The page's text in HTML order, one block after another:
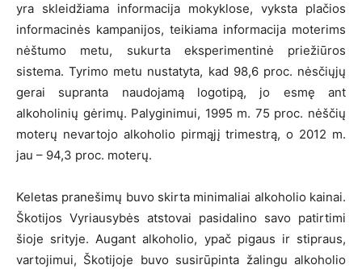
yra skleidžiama informacija mokyklose, vyksta plačios
informacinės kampanijos, teikiama informacija moterims
nėštumo metu, sukurta eksperimentinė priežiūros
sistema. Tyrimo metu nustatyta, kad 98,6 proc. nėsčiųjų
gerai supranta naudojamą logotipą, jo esmę ant
alkoholinių gėrimų. Palyginimui, 1995 m. 75 proc. nėščių
moterų nevartojo alkoholio pirmąjį trimestrą, o 2012 m.
jau – 94,3 proc. moterų.
Keletas pranešimų buvo skirta minimaliai alkoholio kainai.
Škotijos Vyriausybės atstovai pasidalino savo patirtimi
šioje srityje. Augant alkoholio, ypač pigaus ir stipraus,
vartojimui, Škotijoje buvo susirūpinta žalingu alkoholio